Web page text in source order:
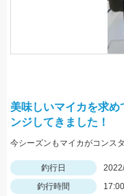
美味しいマイカを求
ンジしてきました！
釣行日
釣行時間